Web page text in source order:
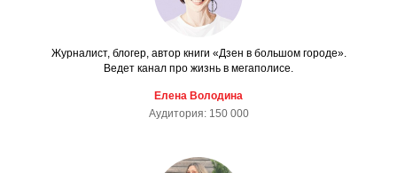
Журналист, блогер, автор книги «Дзен в большом городе».
Ведет канал про жизнь в мегаполисе.
Елена Володина
Аудитория: 150 000